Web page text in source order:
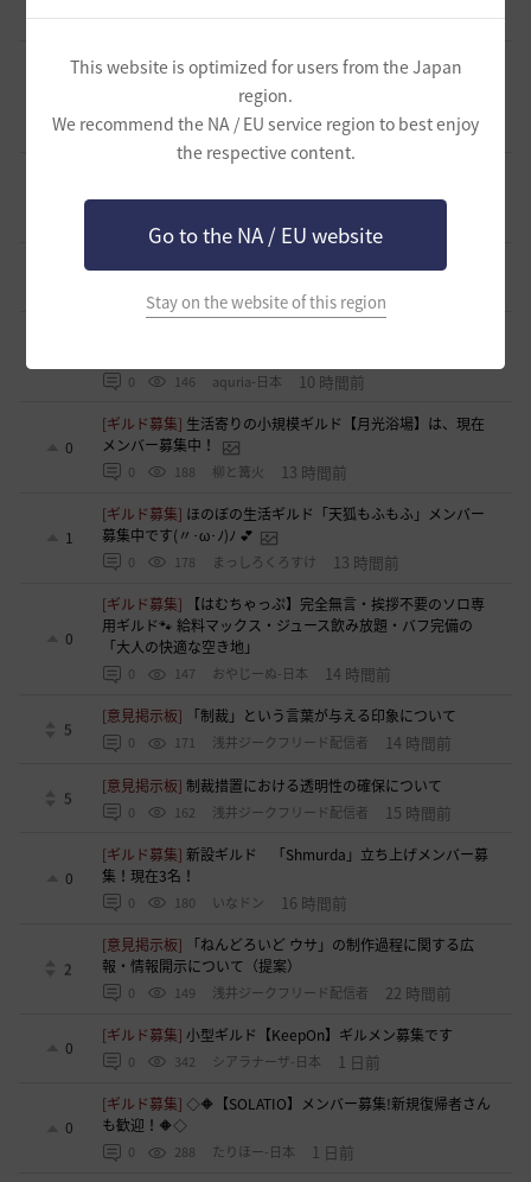
This website is optimized for users from the Japan
region.
We recommend the NA / EU service region to best enjoy
the respective content.
Go to the NA / EU website
Stay on the website of this region
0 26 フォンバルト 1 時間前
[ギルド募集] ギルチャ完全無言推奨・ソロ向けギルド「スト
レイキャッツ」メンバー募集（ギルドボス有・スキル目当て
0 29 くろいばら 1 時間前
グ、あるいは最弱の検証―
日本法人としての立場について感じたこと
浅井ジークフリード配信者
0 146 aquria-日本 10 時間前
0
[ギルド募集] 生活寄りの小規模ギルド【月光浴場】は、現在
メンバー募集中！
0 188 柳と篝火 13 時間前
1
[ギルド募集] ほのぼの生活ギルド「天狐もふもふ」メンバー
募集中です(〃･ω･ﾉ)ﾉ 💕
0 178 まっしろくろすけ 13 時間前
0
[ギルド募集]
【はむちゃっぷ】完全無言・挨拶不要のソロ専
用ギルド🐾 給料マックス・ジュース飲み放題・バフ完備の
「大人の快適な空き地」
0 147 おやじーぬ-日本 14 時間前
5
[意見掲示板] 「制裁」という言葉が与える印象について
0 171 浅井ジークフリード配信者 14 時間前
5
[意見掲示板]制裁措置における透明性の確保について
0 162 浅井ジークフリード配信者 15 時間前
0
[ギルド募集]新設ギルド 「Shmurda」立ち上げメンバー募
集！現在3名！
0 180 いなドン 16 時間前
2
[意見掲示板]
「ねんどろいど ウサ」の制作過程に関する広
報・情報開示について（提案）
0 149 浅井ジークフリード配信者 22 時間前
0
[ギルド募集]小型ギルド【KeepOn】ギルメン募集です
0 342 シアラナーザ-日本 1 日前
0
[ギルド募集]◇🔶【SOLATIO】メンバー募集!新規復帰者さん
も歓迎！🔶◇
0 288 たりほー-日本 1 日前